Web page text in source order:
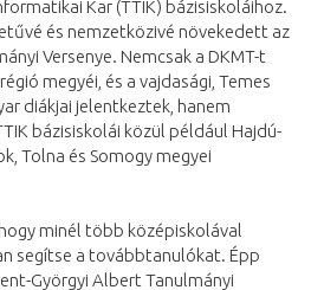
Kar (TTIK) bázisiskoláihoz.
és nemzetközivé növekedett az
Versenye. Nemcsak a DKMT-t
megyéi, és a vajdasági, Temes
diákjai jelentkeztek, hanem
bázisiskolái közül például Hajdú-
Tolna és Somogy megyei
minél több középiskolával
segítse a továbbtanulókat. Épp
Györgyi Albert Tanulmányi